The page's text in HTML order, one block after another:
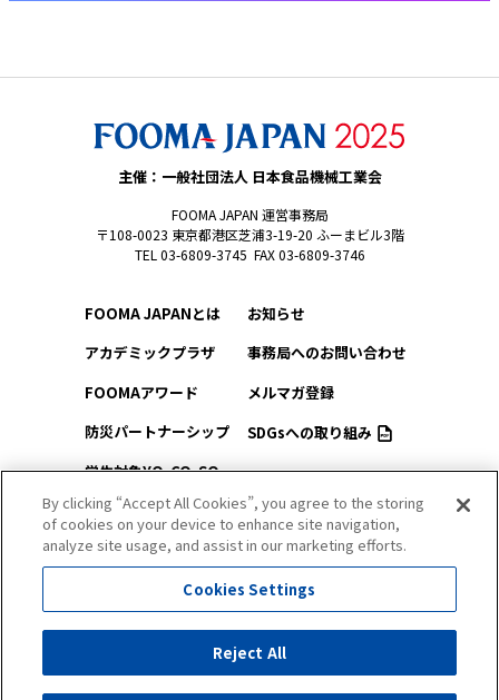
主催：一般社団法人 日本食品機械工業会
FOOMA JAPAN 運営事務局
〒108-0023 東京都港区芝浦3-19-20 ふーまビル3階
TEL 03-6809-3745 FAX 03-6809-3746
FOOMA JAPANとは
アカデミックプラザ
FOOMAアワード
防災パートナーシップ
学生対象YO-CO-SO
（ようこそ）FOOMA
会場アクセス
会場マップ
出展社情報
セミナー・シンポジウム
お知らせ
事務局へのお問い合わせ
メルマガ登録
SDGsへの取り組み
プライバシーポリシー
サイトマップ
By clicking “Accept All Cookies”, you agree to the storing
of cookies on your device to enhance site navigation,
analyze site usage, and assist in our marketing efforts.
Cookies Settings
Reject All